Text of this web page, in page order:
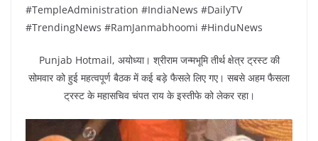
#TempleAdministration #IndiaNews #DailyTV
#TrendingNews #RamJanmabhoomi #HinduNews
Punjab Hotmail, अयोध्या। श्रीराम जन्मभूमि तीर्थ क्षेत्र ट्रस्ट की
सोमवार को हुई महत्वपूर्ण बैठक में कई बड़े फैसले लिए गए। सबसे अहम फैसला
ट्रस्ट के महासचिव चंपत राय के इस्तीफे को लेकर रहा।